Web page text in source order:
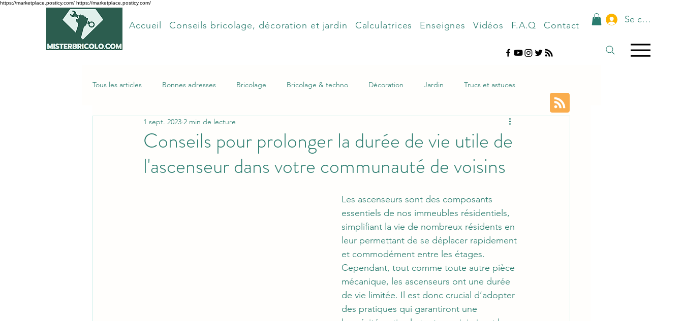
https://marketplace.posticy.com/ https://marketplace.posticy.com/
Accueil Conseils bricolage, décoration et jardin Calculatrices Enseignes Vidéos F.A.Q Contact
Se connecter
Tous les articles Bonnes adresses Bricolage Bricolage & techno Décoration Jardin Trucs et astuces
Articles les plus lus
Conseils pour prolonger la durée de vie utile de
l'ascenseur dans votre communauté de voisins
1 sept. 2023 2 min de lecture
Les ascenseurs sont des composants
essentiels de nos immeubles résidentiels,
simplifiant la vie de nombreux résidents en
leur permettant de se déplacer rapidement
et commodément entre les étages.
Cependant, tout comme toute autre pièce
mécanique, les ascenseurs ont une durée
de vie limitée. Il est donc crucial d’adopter
des pratiques qui garantiront une